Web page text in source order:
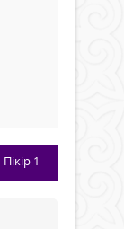
Пікір 1